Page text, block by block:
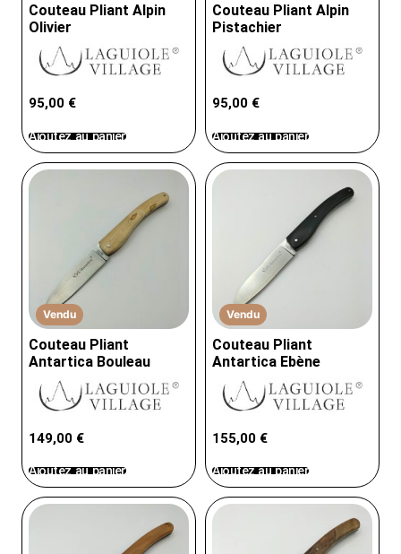
Couteau Pliant Alpin
Olivier
95,00 €
Ajoutez au panier
Couteau Pliant Alpin
Pistachier
95,00 €
Ajoutez au panier
Vendu
Couteau Pliant
Antartica Bouleau
149,00 €
Ajoutez au panier
Vendu
Couteau Pliant
Antartica Ebène
155,00 €
Ajoutez au panier